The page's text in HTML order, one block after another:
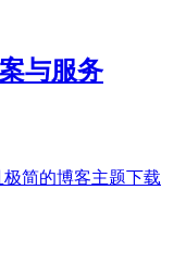
与服务